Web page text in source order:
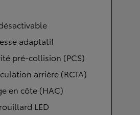
adaptatif
pré-collision (PCS)
arrière (RCTA)
en côte (HAC)
LED